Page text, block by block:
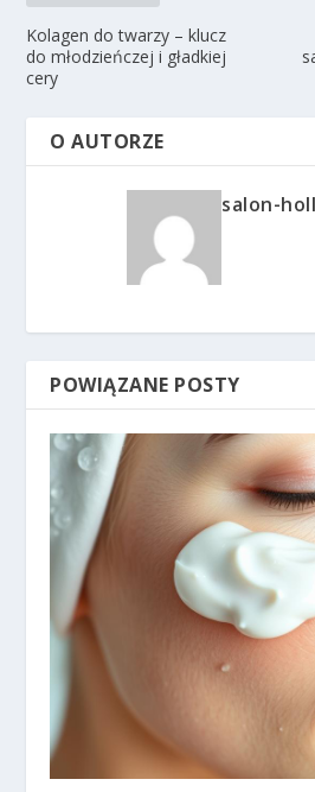
Kolagen do twarzy – klucz
do młodzieńczej i gładkiej
cery
O AUTORZE
salon-
POWIĄZANE POSTY